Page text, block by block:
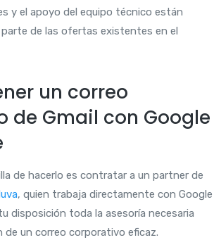
y el apoyo del equipo técnico están
parte de las ofertas existentes en el
un correo
de Gmail con Google
de hacerlo es contratar a un partner de
, quien trabaja directamente con Google
disposición toda la asesoría necesaria
un correo corporativo eficaz.